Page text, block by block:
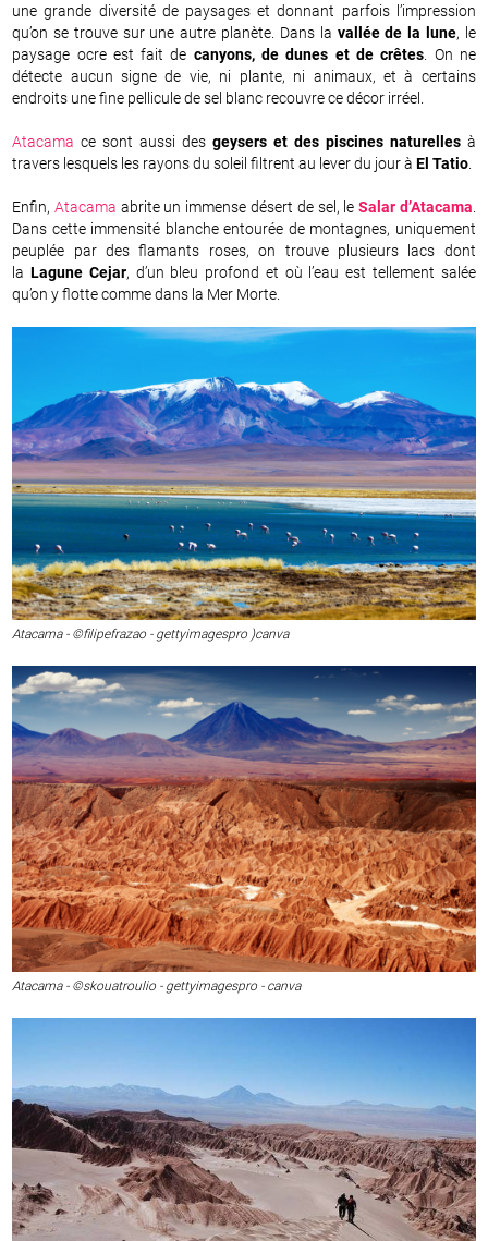
une grande diversité de paysages et donnant parfois l’impression
qu’on se trouve sur une autre planète. Dans la vallée de la lune, le
paysage ocre est fait de canyons, de dunes et de crêtes. On ne
détecte aucun signe de vie, ni plante, ni animaux, et à certains
endroits une fine pellicule de sel blanc recouvre ce décor irréel.
Atacama ce sont aussi des geysers et des piscines naturellesà
travers lesquels les rayons du soleil filtrent au lever du jour àEl Tatio.
Enfin, Atacama abrite un immense désert de sel, leSalar d’Atacama.
Dans cette immensité blanche entourée de montagnes, uniquement
peuplée par des flamants roses, on trouve plusieurs lacs dont
la Lagune Cejar, d’un bleu profond et où l’eau est tellement salée
qu’on y flotte comme dans la Mer Morte.
Atacama - ©filipefrazao - gettyimagespro )canva
Atacama - ©skouatroulio - gettyimagespro - canva